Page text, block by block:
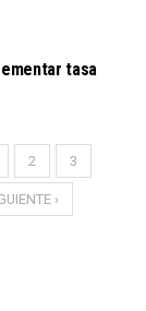
tasa
2 3
›